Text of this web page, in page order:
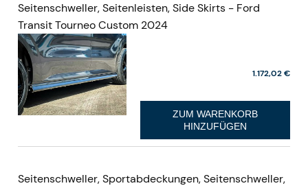
Elektrischer Fahrradträger 67 kg, MTB,
Mountain, Cross, Reifen bis 4 Zoll, 3–4
große Fahrräder, Heckklappenöffnung
VW Multivan T7, California T7, Multivan
Family
Seitenschweller, Seitenleisten, Side Skirts - Ford
Transit Tourneo Custom 2024
1.172,02 €
ZUM WARENKORB
HINZUFÜGEN
Seitenschweller, Sportabdeckungen, Seitenschweller,